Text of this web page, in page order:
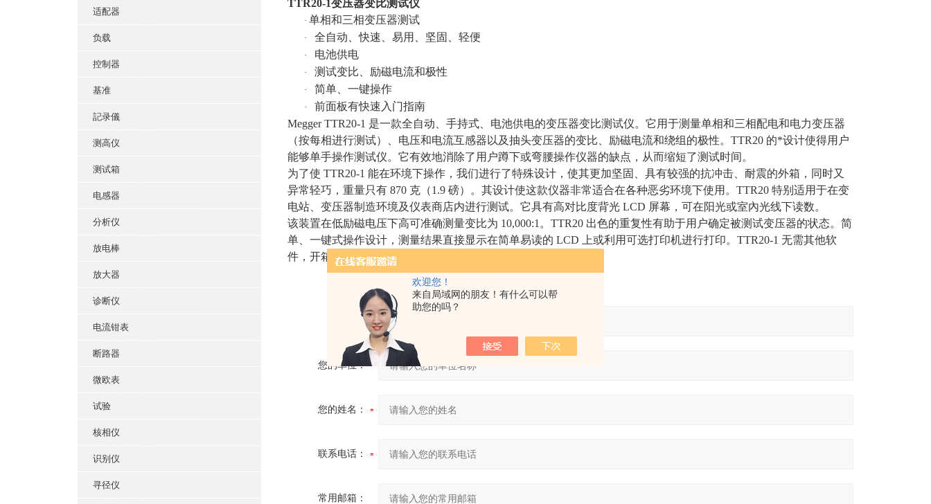
欢迎您！
来自局域网的朋友！有什么可以帮
助您的吗？
适配器
负载
控制器
基准
記录儀
测高仪
测试箱
电感器
分析仪
放电棒
放大器
诊断仪
电流钳表
断路器
微欧表
试验
核相仪
识别仪
寻径仪
TTR20-1变压器变比测试仪
· 单相和三相变压器测试
· 全自动、快速、易用、坚固、轻便
· 电池供电
· 测试变比、励磁电流和极性
· 简单、一键操作
·
前面板有快速入门指南
Megger TTR20-1 是一款全自动、手持式、电池供电的变压器变比测试仪。它用于测量单相和三相配电和电力变压器
（按每相进行测试）、电压和电流互感器以及抽头变压器的变比、励磁电流和绕组的极性。TTR20 的*设计使得用户
能够单手操作测试仪。它有效地消除了用户蹲下或弯腰操作仪器的缺点，从而缩短了测试时间。
为了使 TTR20-1 能在环境下操作，我们进行了特殊设计，使其更加坚固、具有较强的抗冲击、耐震的外箱，同时又
异常轻巧，重量只有 870 克（1.9 磅）。其设计使这款仪器非常适合在各种恶劣环境下使用。TTR20 特别适用于在变
电站、变压器制造环境及仪表商店内进行测试。它具有高对比度背光 LCD 屏幕，可在阳光或室內光线下读数。
该装置在低励磁电压下高可准确测量变比为 10,000:1。TTR20 出色的重复性有助于用户确定被测试变压器的状态。简
单、一键式操作设计，测量结果直接显示在简单易读的 LCD 上或利用可选打印机进行打印。TTR20-1 无需其他软
件，开箱即用。
产品：
您的单位：
您的姓名：
联系电话：
常用邮箱：